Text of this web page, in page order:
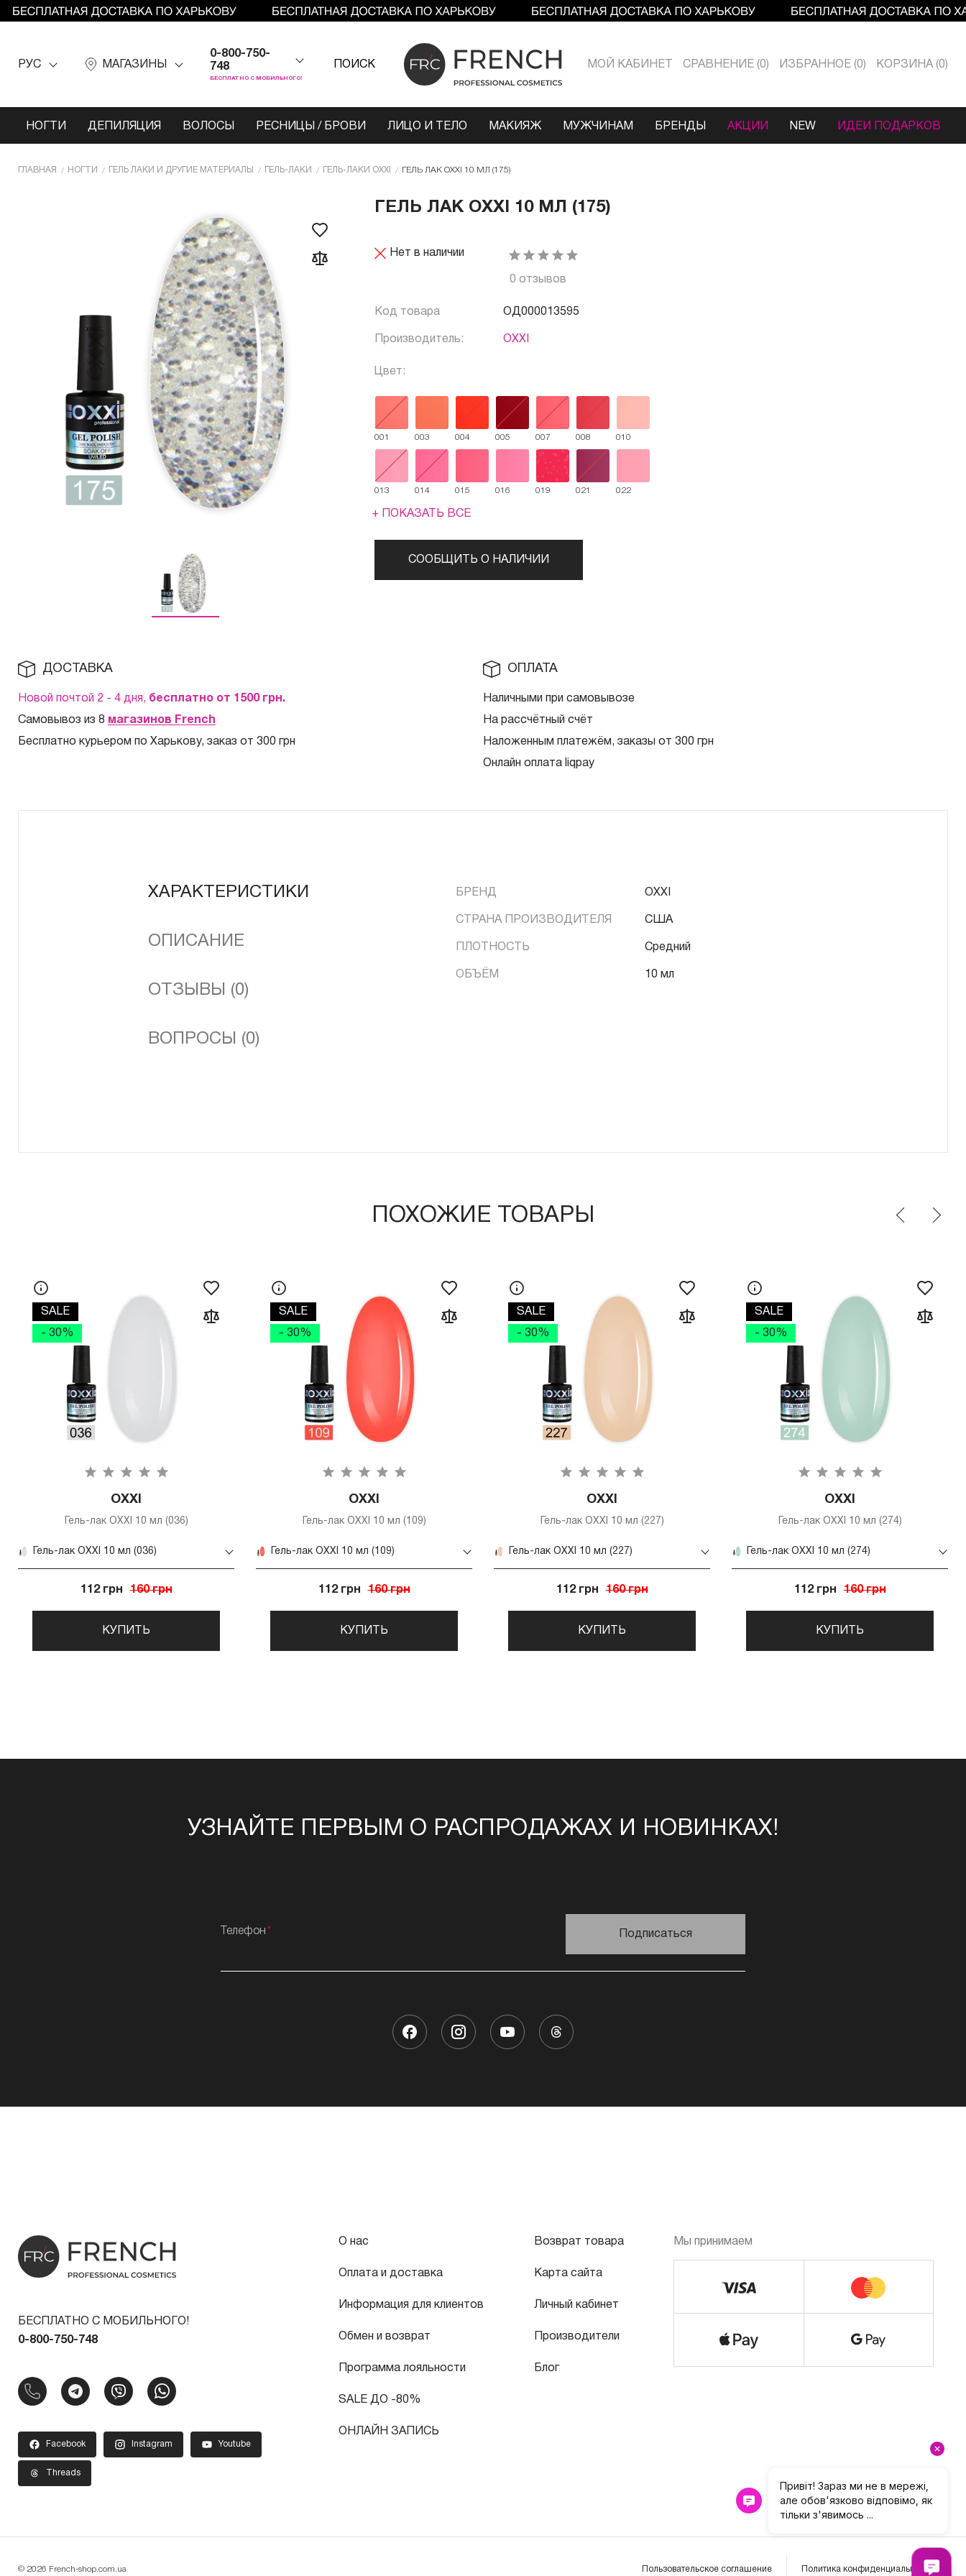
РУС МАГАЗИНЫ
0-800-750-
748
БЕСПЛАТНО С МОБИЛЬНОГО!
ПОИСК МОЙ КАБИНЕТ СРАВНЕНИЕ 0 ИЗБРАННОЕ 0 КОРЗИНА 0
НОГТИ ДЕПИЛЯЦИЯ ВОЛОСЫ РЕСНИЦЫ / БРОВИ ЛИЦО И ТЕЛО МАКИЯЖ МУЖЧИНАМ БРЕНДЫ АКЦИИ NEW ИДЕИ ПОДАРКОВ
ГЛАВНАЯ НОГТИ ГЕЛЬ ЛАКИ И ДРУГИЕ МАТЕРИАЛЫ ГЕЛЬ-ЛАКИ ГЕЛЬ-ЛАКИ OXXI ГЕЛЬ ЛАК OXXI 10 МЛ (175)
ГЕЛЬ ЛАК OXXI 10 МЛ (175)
Нет в наличии
0 отзывов
Код товара ОД000013595
Производитель: OXXI
Цвет:
001 003 004 005 007 008 010
013 014 015 016 019 021 022
+ ПОКАЗАТЬ ВСЕ
СООБЩИТЬ О НАЛИЧИИ
ДОСТАВКА
Новой почтой 2 - 4 дня, бесплатно от 1500 грн.
Самовывоз из 8 магазинов French
Бесплатно курьером по Харькову, заказ от 300 грн
ОПЛАТА
Наличными при самовывозе
На рассчётный счёт
Наложенным платежём, заказы от 300 грн
Онлайн оплата liqpay
ХАРАКТЕРИСТИКИ
ОПИСАНИЕ
ОТЗЫВЫ (0)
ВОПРОСЫ (0)
БРЕНД OXXI
СТРАНА ПРОИЗВОДИТЕЛЯ США
ПЛОТНОСТЬ Средний
ОБЪЁМ 10 мл
ПОХОЖИЕ ТОВАРЫ
SALE
- 30%
OXXI
Гель-лак OXXI 10 мл (036)
Гель-лак OXXI 10 мл (036)
112 грн 160 грн
КУПИТЬ
SALE
- 30%
OXXI
Гель-лак OXXI 10 мл (109)
Гель-лак OXXI 10 мл (109)
112 грн 160 грн
КУПИТЬ
SALE
- 30%
OXXI
Гель-лак OXXI 10 мл (227)
Гель-лак OXXI 10 мл (227)
112 грн 160 грн
КУПИТЬ
SALE
- 30%
OXXI
Гель-лак OXXI 10 мл (274)
Гель-лак OXXI 10 мл (274)
112 грн 160 грн
КУПИТЬ
УЗНАЙТЕ ПЕРВЫМ О РАСПРОДАЖАХ И НОВИНКАХ!
Телефон Подписаться
БЕСПЛАТНО С МОБИЛЬНОГО!
0-800-750-748
Facebook Instagram Youtube
Threads
О нас
Оплата и доставка
Информация для клиентов
Обмен и возврат
Программа лояльности
SALE ДО -80%
ОНЛАЙН ЗАПИСЬ
Возврат товара
Карта сайта
Личный кабинет
Производители
Блог
Мы принимаем
© 2026 French-shop.com.ua Пользовательское соглашение Политика конфиденциальности